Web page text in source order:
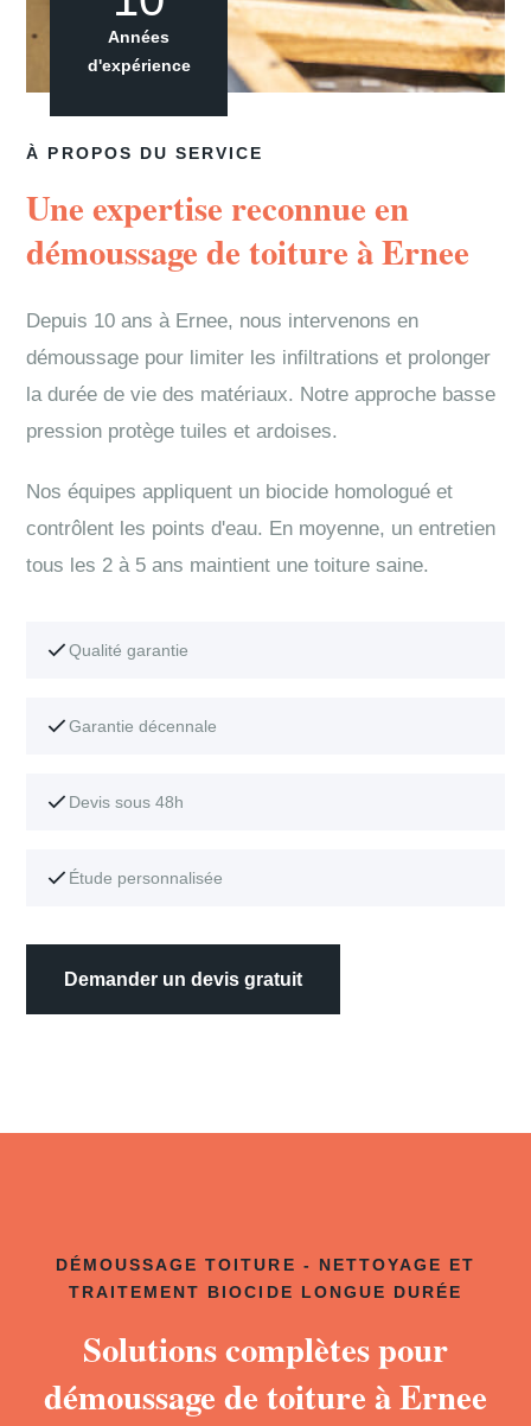
À PROPOS DU SERVICE
Une expertise reconnue en
démoussage de toiture à Ernee
Depuis 10 ans à Ernee, nous intervenons en
démoussage pour limiter les infiltrations et prolonger
la durée de vie des matériaux. Notre approche basse
pression protège tuiles et ardoises.
Nos équipes appliquent un biocide homologué et
contrôlent les points d'eau. En moyenne, un entretien
tous les 2 à 5 ans maintient une toiture saine.
Qualité garantie
Garantie décennale
Devis sous 48h
Étude personnalisée
Demander un devis gratuit
Années
d'expérience
DÉMOUSSAGE TOITURE - NETTOYAGE ET
TRAITEMENT BIOCIDE LONGUE DURÉE
Solutions complètes pour
démoussage de toiture à Ernee